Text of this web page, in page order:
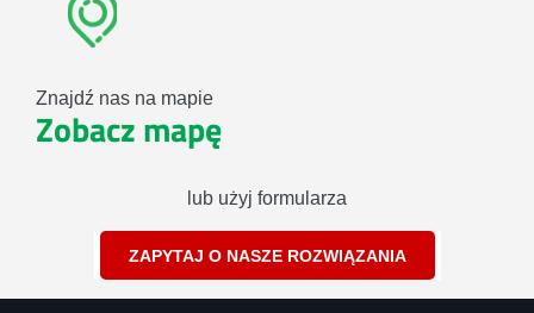
Znajdź nas na mapie
Zobacz mapę
lub użyj formularza
ZAPYTAJ O NASZE ROZWIĄZANIA